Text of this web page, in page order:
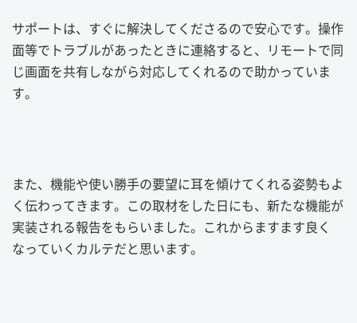
サポートは、すぐに解決してくださるので安心です。操作
面等でトラブルがあったときに連絡すると、リモートで同
じ画面を共有しながら対応してくれるので助かっていま
す。
また、機能や使い勝手の要望に耳を傾けてくれる姿勢もよ
く伝わってきます。この取材をした日にも、新たな機能が
実装される報告をもらいました。これからますます良く
なっていくカルテだと思います。